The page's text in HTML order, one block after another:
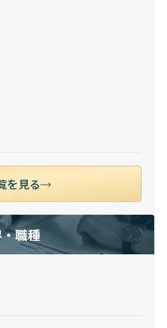
を見る
職種